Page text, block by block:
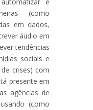
e
(como
em dados,
áudio em
tendências
sociais e
crises) com
presente em
agências de
(como